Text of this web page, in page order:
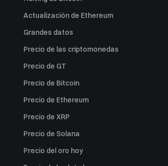
Actualización de Ethereum
Grandes datos
Precio de las criptomonedas
Precio de GT
Precio de Bitcoin
Precio de Ethereum
Precio de XRP
Precio de Solana
Precio del oro hoy